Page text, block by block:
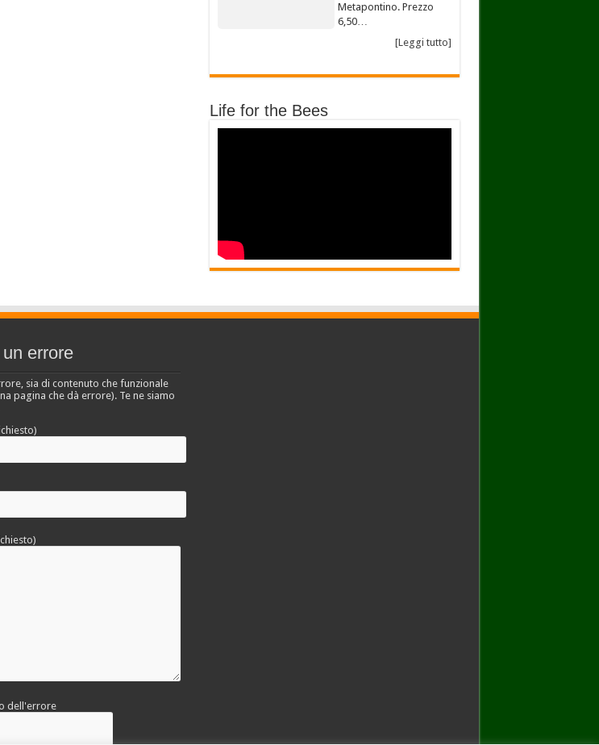
Metapontino. Prezzo
6,50…
[Leggi tutto]
Life for the Bees
errore
sia di contenuto che funzionale
pagina che dà errore). Te ne siamo
dell'errore